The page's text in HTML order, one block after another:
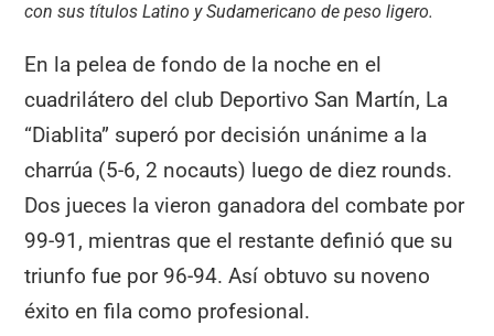
con sus títulos Latino y Sudamericano de peso ligero.
En la pelea de fondo de la noche en el
cuadrilátero del club Deportivo San Martín, La
“Diablita” superó por decisión unánime a la
charrúa (5-6, 2 nocauts) luego de diez rounds.
Dos jueces la vieron ganadora del combate por
99-91, mientras que el restante definió que su
triunfo fue por 96-94. Así obtuvo su noveno
éxito en fila como profesional.